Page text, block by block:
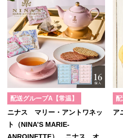
配送グループA【常温】
ニナス マリー・アントワネッ
ト（NINA’S MARIE-
ア